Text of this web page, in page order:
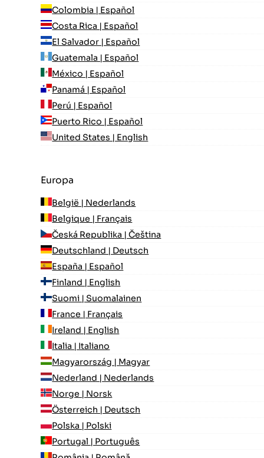
Colombia | Español
Costa Rica | Español
El Salvador | Español
Guatemala | Español
México | Español
Panamá | Español
Perú | Español
Puerto Rico | Español
United States | English
Europa
België | Nederlands
Belgique | Français
Česká Republika | Čeština
Deutschland | Deutsch
España | Español
Finland | English
Suomi | Suomalainen
France | Français
Ireland | English
Italia | Italiano
Magyarország | Magyar
Nederland | Nederlands
Norge | Norsk
Österreich | Deutsch
Polska | Polski
Portugal | Português